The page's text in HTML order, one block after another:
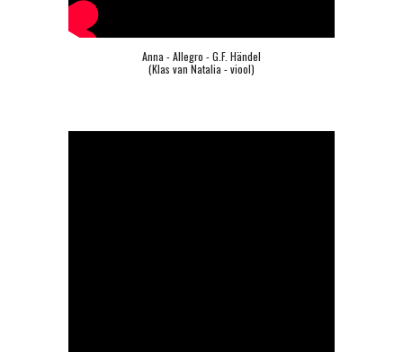
Anna - Allegro - G.F. Händel
(Klas van Natalia - viool)